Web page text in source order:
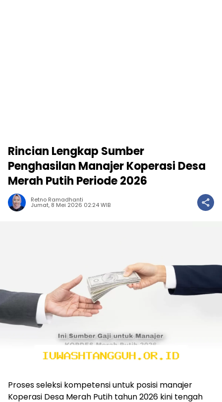
Rincian Lengkap Sumber
Penghasilan Manajer Koperasi Desa
Merah Putih Periode 2026
Retno Ramadhanti
Jumat, 8 Mei 2026 02:24 WIB
Proses seleksi kompetensi untuk posisi manajer
Koperasi Desa Merah Putih tahun 2026 kini tengah